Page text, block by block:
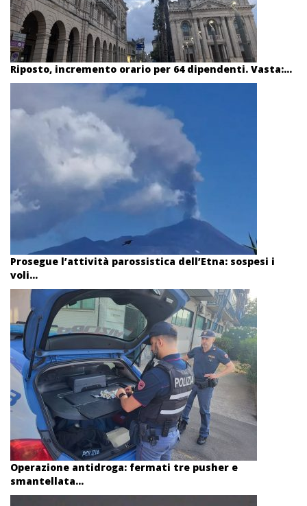
Riposto, incremento orario per 64 dipendenti. Vasta:...
Prosegue l’attività parossistica dell’Etna: sospesi i
voli...
Operazione antidroga: fermati tre pusher e
smantellata...